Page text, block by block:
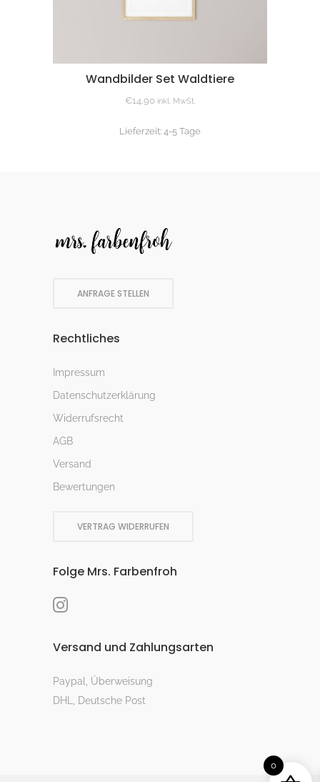
Wandbilder Set Waldtiere
€14,90 inkl. MwSt.
Lieferzeit: 4-5 Tage
ANFRAGE STELLEN
Rechtliches
Impressum
Datenschutzerklärung
Widerrufsrecht
AGB
Versand
Bewertungen
VERTRAG WIDERRUFEN
Folge Mrs. Farbenfroh
Versand und Zahlungsarten
Paypal, Überweisung
DHL, Deutsche Post
0